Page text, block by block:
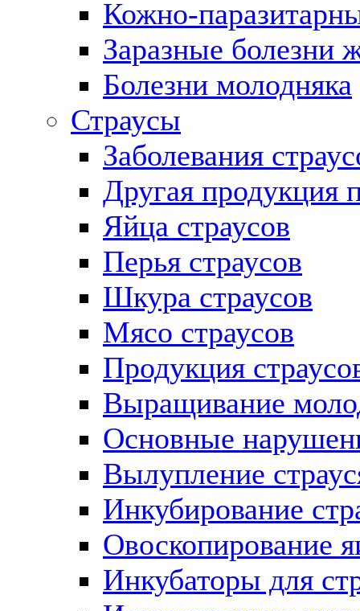
Кожно-
Заразные болезни
Болезни молодняка
Страусы
Заболевания
Другая продукция
Яйца страусов
Перья страусов
Шкура страусов
Мясо страусов
Продукция
Выращивание
Основные
Вылупление
Инкубирование
Овоскопирование
Инкубаторы для